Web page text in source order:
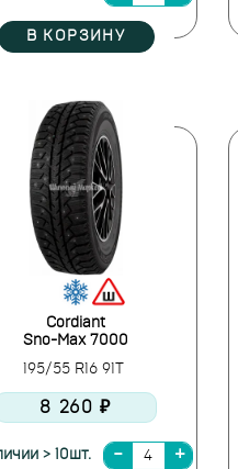
В КОРЗИНУ
Cordiant
Sno-Max 7000
195/55 R16 91T
8 260 ₽
> 10шт.